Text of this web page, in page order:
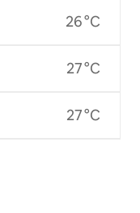
26 °C
27 °C
27 °C